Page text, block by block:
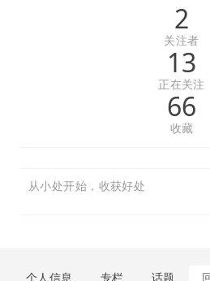
2
关注者
13
正在关注
66
收藏
从小处开始，收获好处
个人信息 专栏 话题